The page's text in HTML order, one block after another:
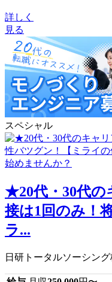
詳しく
見る
スペシャル
★20代・30代
接は1回のみ！
ラ...
日研トータルソーシン